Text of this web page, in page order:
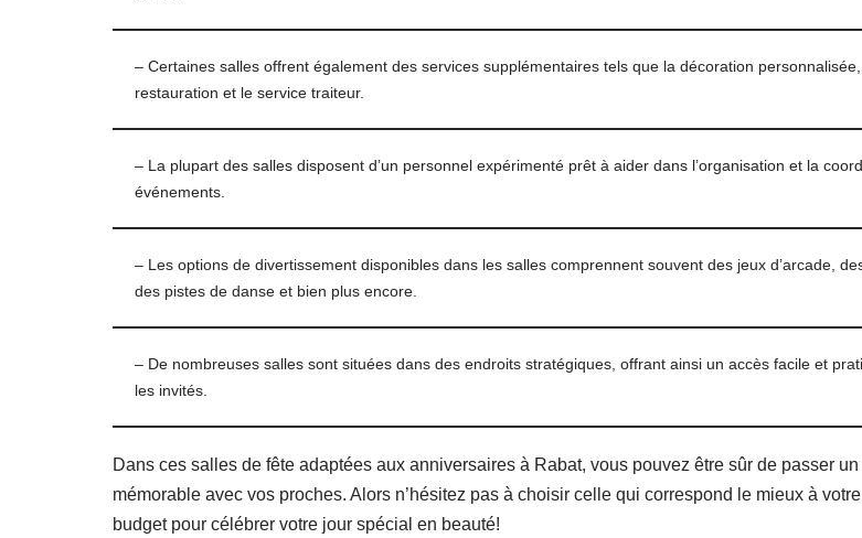
– Certaines salles offrent également des services supplémentaires tels que la décoration
restauration et le service traiteur.
– La plupart des salles disposent d’un personnel expérimenté prêt à aider dans l’organisation et la
événements.
– Les options de divertissement disponibles dans les salles comprennent souvent des jeux d’arcade,
des pistes de danse et bien plus encore.
– De nombreuses salles sont situées dans des endroits stratégiques, offrant ainsi un accès facile et
les invités.
Dans ces salles de fête adaptées aux anniversaires à Rabat, vous pouvez être sûr de passer
mémorable avec vos proches. Alors n’hésitez pas à choisir celle qui correspond le mieux à
budget pour célébrer votre jour spécial en beauté!